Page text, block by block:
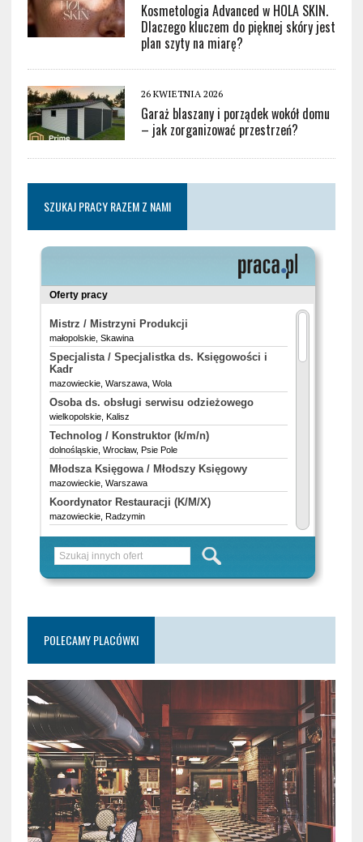
Kosmetologia Advanced w HOLA SKIN.
Dlaczego kluczem do pięknej skóry jest
plan szyty na miarę?
26 KWIETNIA 2026
Garaż blaszany i porządek wokół domu
– jak zorganizować przestrzeń?
SZUKAJ PRACY RAZEM Z NAMI
POLECAMY PLACÓWKI